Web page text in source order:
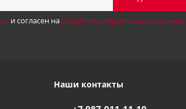
и согласен наобработку персональных данных
Наши контакты